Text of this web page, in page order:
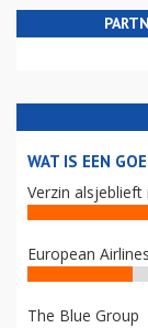
WAT IS EEN
Verzin alsjeblieft
European
The Blue Group